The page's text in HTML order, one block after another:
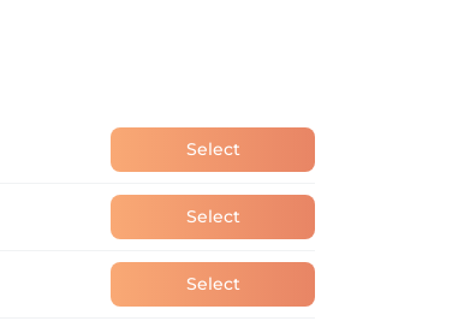
Select
Select
Select